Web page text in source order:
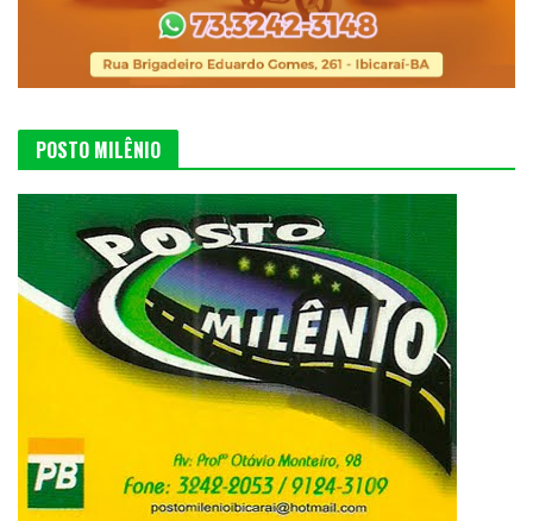
POSTO MILÊNIO